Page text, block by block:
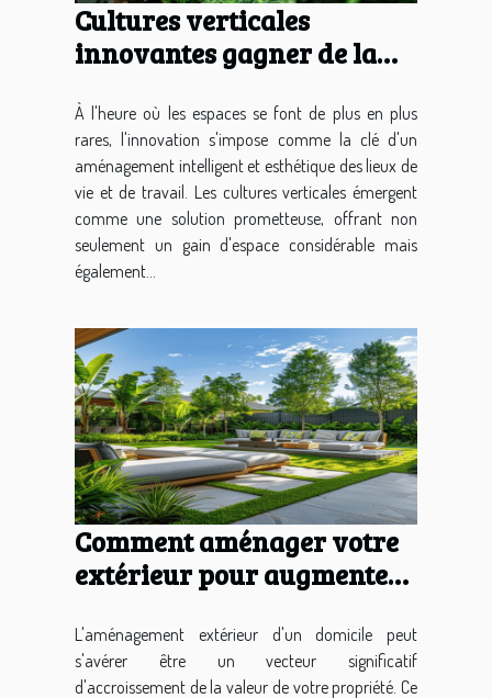
Cultures verticales
innovantes gagner de la
À l'heure où les espaces se font de plus en plus
rares, l'innovation s'impose comme la clé d'un
aménagement intelligent et esthétique des lieux de
vie et de travail. Les cultures verticales émergent
comme une solution prometteuse, offrant non
seulement un gain d'espace considérable mais
également...
Comment aménager votre
extérieur pour augmenter
L'aménagement extérieur d'un domicile peut
s'avérer être un vecteur significatif
d'accroissement de la valeur de votre propriété. Ce